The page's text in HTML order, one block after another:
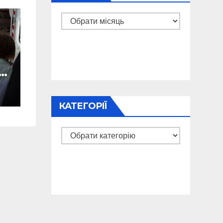
Архіви
КАТЕГОРІЇ
Категорії